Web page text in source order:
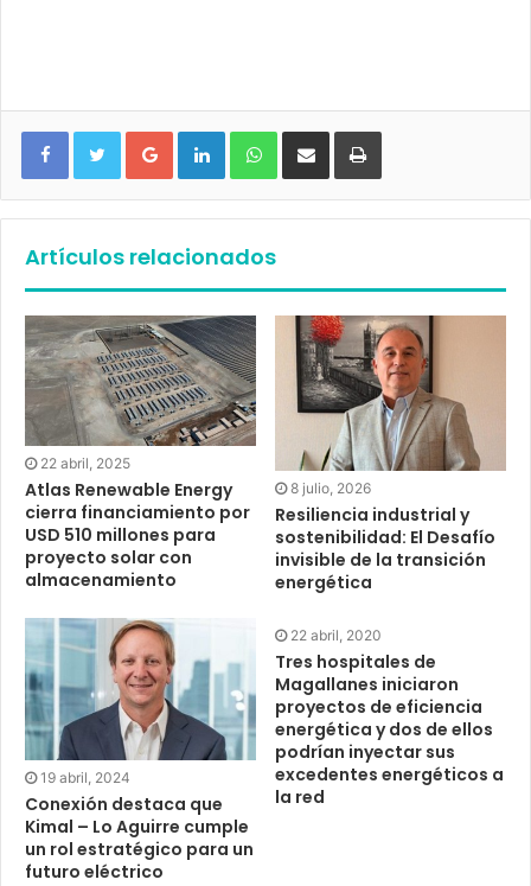
Google+ LinkedIn WhatsApp
Artículos relacionados
22 abril, 2025
Atlas Renewable Energy
cierra financiamiento por
USD 510 millones para
proyecto solar con
almacenamiento
8 julio, 2026
Resiliencia industrial y
sostenibilidad: El Desafío
invisible de la transición
energética
19 abril, 2024
Conexión destaca que
Kimal – Lo Aguirre cumple
un rol estratégico para un
futuro eléctrico
22 abril, 2020
Tres hospitales de
Magallanes iniciaron
proyectos de eficiencia
energética y dos de ellos
podrían inyectar sus
excedentes energéticos a
la red